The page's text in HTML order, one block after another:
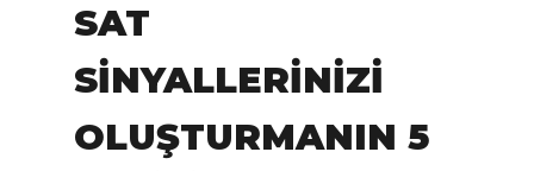
SAT
SINYALLERINIZI
OLUŞTURMANIN 5